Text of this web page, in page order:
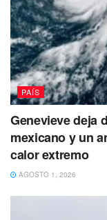
PAÍS
Genevieve deja
mexicano y un
calor extremo
AGOSTO 1, 2026